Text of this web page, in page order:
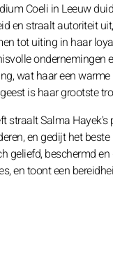
Coeli in Leeuw
en straalt autoriteit
tot uiting in haar
ondernemingen
wat haar een
is haar grootste
straalt Salma
en gedijt het
geliefd, beschermd
en toont een